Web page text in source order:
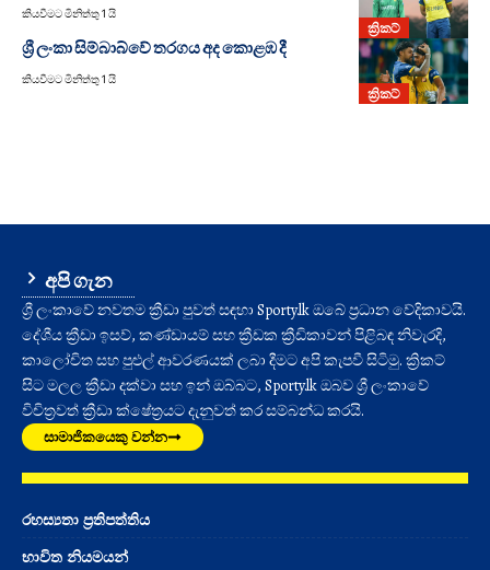
ක්‍රිකට්
කියවීමට මිනිත්තු 1 යි
ක්‍රිකට්
ශ්‍රී ලංකා සිම්බාබ්වේ තරගය අද කොළඹ දී
කියවීමට මිනිත්තු 1 යි
අපි ගැන
ශ්‍රී ලංකාවේ නවතම ක්‍රීඩා පුවත් සඳහා Sporty.lk ඔබේ ප්‍රධාන වේදිකාවයි.
දේශීය ක්‍රීඩා ඉසව්, කණ්ඩායම් සහ ක්‍රීඩක ක්‍රීඩිකාවන් පිළිබඳ නිවැරදි,
කාලෝචිත සහ පුළුල් ආවරණයක් ලබා දීමට අපි කැපවී සිටිමු. ක්‍රිකට්
සිට මලල ක්‍රීඩා දක්වා සහ ඉන් ඔබ්බට, Sporty.lk ඔබව ශ්‍රී ලංකාවේ
විචිත්‍රවත් ක්‍රීඩා ක්ෂේත්‍රයට දැනුවත් කර සම්බන්ධ කරයි.
සාමාජිකයෙකු වන්න
රහස්‍යතා ප්‍රතිපත්තිය
භාවිත නියමයන්